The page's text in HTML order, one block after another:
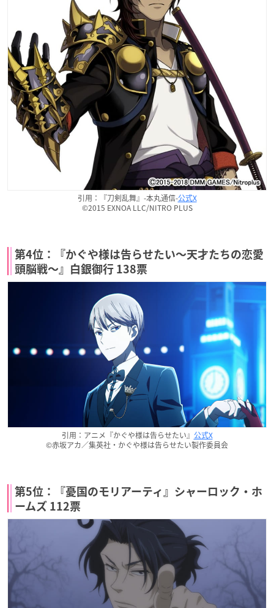
引用：『刀剣乱舞』-本丸通信-公式X
©2015 EXNOA LLC/NITRO PLUS
第4位：『かぐや様は告らせたい〜天才たちの恋愛
頭脳戦〜』白銀御行 138票
引用：アニメ『かぐや様は告らせたい』 公式X
©赤坂アカ／集英社・かぐや様は告らせたい製作委員会
第5位：『憂国のモリアーティ』シャーロック・ホ
ームズ 112票